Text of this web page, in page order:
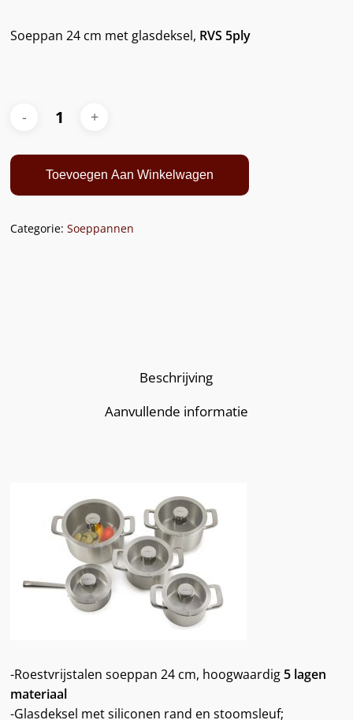
Soeppan 24 cm met glasdeksel, RVS 5ply
Toevoegen Aan Winkelwagen
Categorie:Soeppannen
Beschrijving
Aanvullende informatie
-Roestvrijstalen soeppan 24 cm, hoogwaardig5 lagen
materiaal
-Glasdeksel met siliconen rand en stoomsleuf;